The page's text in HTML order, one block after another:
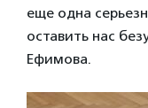
еще одна
оставить нас
Ефимова.